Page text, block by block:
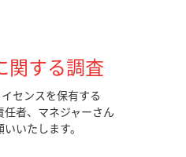
関する調査
センスを保有する
者、マネジャーさん
いたします。